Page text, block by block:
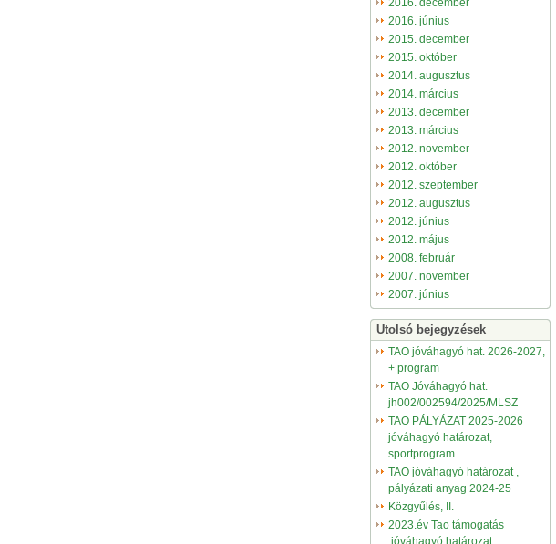
2016. december
2016. június
2015. december
2015. október
2014. augusztus
2014. március
2013. december
2013. március
2012. november
2012. október
2012. szeptember
2012. augusztus
2012. június
2012. május
2008. február
2007. november
2007. június
Utolsó bejegyzések
TAO jóváhagyó hat. 2026-2027,
+ program
TAO Jóváhagyó hat.
jh002/002594/2025/MLSZ
TAO PÁLYÁZAT 2025-2026
jóváhagyó határozat,
sportprogram
TAO jóváhagyó határozat ,
pályázati anyag 2024-25
Közgyűlés, II.
2023.év Tao támogatás
,jóváhagyó határozat.